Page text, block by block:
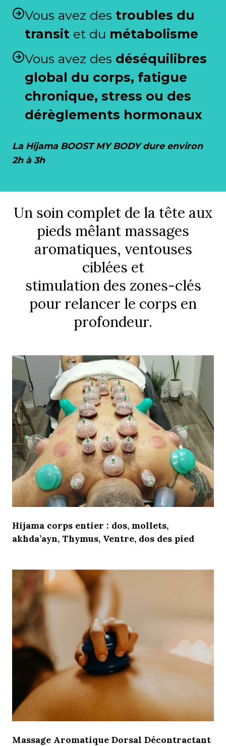
Vous avez des troubles du
transit et du métabolisme
Vous avez des déséquilibres
global du corps, fatigue
chronique, stress ou des
dérèglements hormonaux
La Hijama BOOST MY BODY dure environ
2h à 3h
Un soin complet de la tête aux
pieds mêlant massages
aromatiques, ventouses
ciblées et
stimulation des zones-clés
pour relancer le corps en
profondeur.
Massage Aromatique Dorsal Décontractant
Hijama corps entier : dos, mollets,
akhda’ayn, Thymus, Ventre, dos des pied